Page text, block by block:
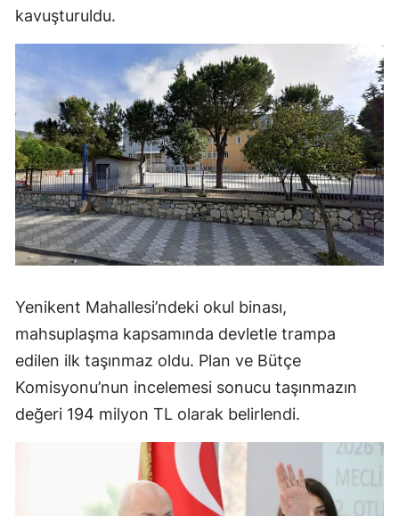
kavuşturuldu.
Yenikent Mahallesi’ndeki okul binası,
mahsuplaşma kapsamında devletle trampa
edilen ilk taşınmaz oldu. Plan ve Bütçe
Komisyonu’nun incelemesi sonucu taşınmazın
değeri 194 milyon TL olarak belirlendi.